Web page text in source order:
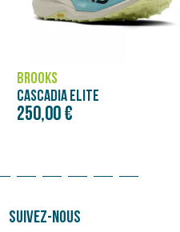
BROOKS
CASCADIA ELITE
250,00 €
Suivez-nous